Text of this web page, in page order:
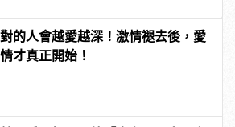
對的人會越愛越深！激情褪去後，愛
情才真正開始！